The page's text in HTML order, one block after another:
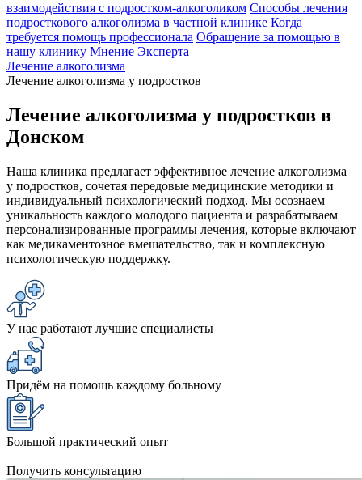
взаимодействия с подростком-алкоголиком Способы лечения
подросткового алкоголизма в частной клинике Когда
требуется помощь профессионала Обращение за помощью в
нашу клинику Мнение Эксперта
Лечение алкоголизма
Лечение алкоголизма у подростков
Лечение алкоголизма у подростков в
Донском
Наша клиника предлагает эффективное лечение алкоголизма
у подростков, сочетая передовые медицинские методики и
индивидуальный психологический подход. Мы осознаем
уникальность каждого молодого пациента и разрабатываем
персонализированные программы лечения, которые включают
как медикаментозное вмешательство, так и комплексную
психологическую поддержку.
У нас работают лучшие специалисты
Придём на помощь каждому больному
Большой практический опыт
Получить консультацию